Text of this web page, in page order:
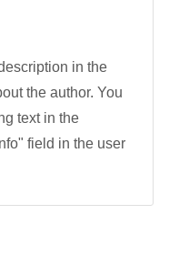
in the
the author. You
text in the
field in the user